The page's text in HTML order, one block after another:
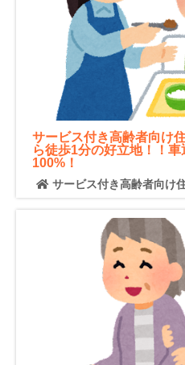
サービス付き高齢者向け
ら徒歩1分の好立地！！
100%！
サービス付き高齢者向け